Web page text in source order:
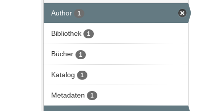
Author 1
Bibliothek 1
Bücher 1
Katalog 1
Metadaten 1